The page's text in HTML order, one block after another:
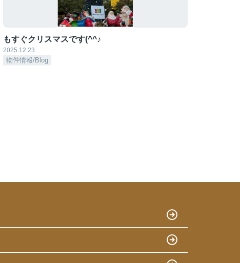
もすぐクリスマスです(^^♪
2025.12.23
物件情報/Blog